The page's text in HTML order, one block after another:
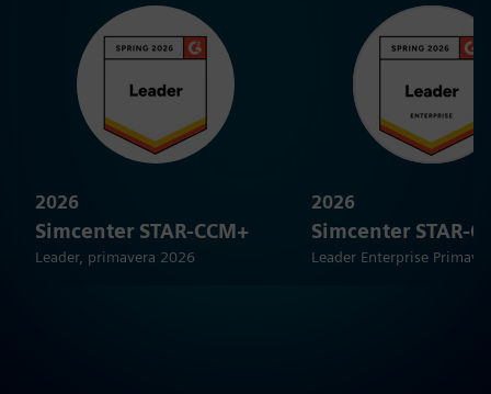
2026
Simcenter STAR-CCM+
Leader, primavera 2026
2026
Simcenter STAR-
Leader Enterprise